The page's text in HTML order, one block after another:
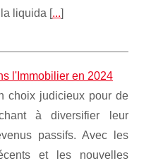
liquida [...]
l'Immobilier en 2024
choix judicieux pour de
à diversifier leur
passifs. Avec les
et les nouvelles